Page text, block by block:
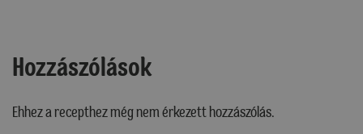
Hozzászólások
Ehhez a recepthez még nem érkezett hozzászólás.